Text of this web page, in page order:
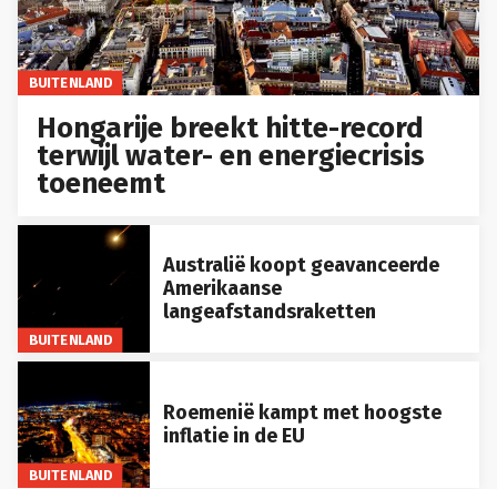
BUITENLAND
Hongarije breekt hitte-record
terwijl water- en energiecrisis
toeneemt
BUITENLAND
Australië koopt geavanceerde
Amerikaanse
langeafstandsraketten
BUITENLAND
Roemenië kampt met hoogste
inflatie in de EU